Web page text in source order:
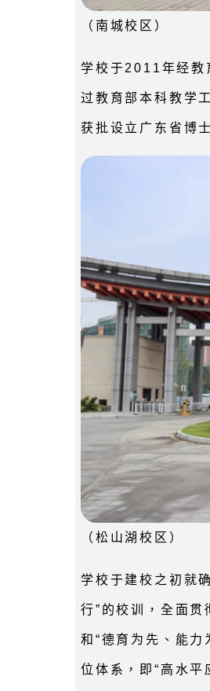
（南城校区）
学校于2011年经教
过教育部本科教学
获批设立广东省博
（松山湖校区）
学校于建校之初就
行”的校训，全面贯
和“德育为先、能
位体系，即“高水平